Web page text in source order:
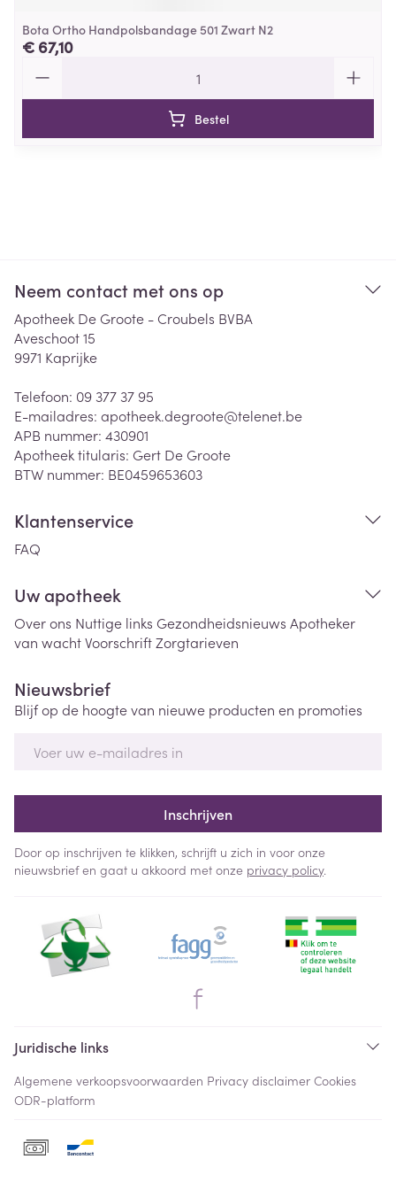
Bota Ortho Handpolsbandage 501 Zwart N2
€ 67,10
Bestel
Neem contact met ons op
Apotheek De Groote - Croubels BVBA
Aveschoot 15
9971 Kaprijke
Telefoon: 09 377 37 95
E-mailadres: apotheek.degroote@telenet.be
APB nummer: 430901
Apotheek titularis: Gert De Groote
BTW nummer: BE0459653603
Klantenservice
FAQ
Uw apotheek
Over ons Nuttige links Gezondheidsnieuws Apotheker
van wachtVoorschriftZorgtarieven
Nieuwsbrief
Blijf op de hoogte van nieuwe producten en promoties
Inschrijven
Door op inschrijven te klikken, schrijft u zich in voor onze
nieuwsbrief en gaat u akkoord met onze privacy policy.
Juridische links
Algemene verkoopsvoorwaarden Privacy disclaimer Cookies
ODR-platform